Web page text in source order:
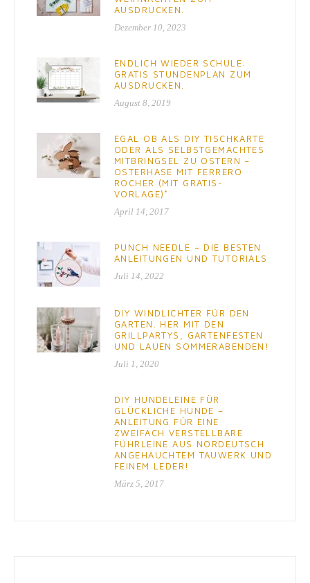
AUSDRUCKEN.
Dezember 10, 2023
ENDLICH WIEDER SCHULE:
GRATIS STUNDENPLAN ZUM
AUSDRUCKEN.
August 8, 2019
EGAL OB ALS DIY TISCHKARTE
ODER ALS SELBSTGEMACHTES
MITBRINGSEL ZU OSTERN –
OSTERHASE MIT FERRERO
ROCHER (MIT GRATIS-
VORLAGE)*
April 14, 2017
PUNCH NEEDLE – DIE BESTEN
ANLEITUNGEN UND TUTORIALS
Juli 14, 2022
DIY WINDLICHTER FÜR DEN
GARTEN. HER MIT DEN
GRILLPARTYS, GARTENFESTEN
UND LAUEN SOMMERABENDEN!
Juli 1, 2020
DIY HUNDELEINE FÜR
GLÜCKLICHE HUNDE –
ANLEITUNG FÜR EINE
ZWEIFACH VERSTELLBARE
FÜHRLEINE AUS NORDEUTSCH
ANGEHAUCHTEM TAUWERK UND
FEINEM LEDER!
März 5, 2017